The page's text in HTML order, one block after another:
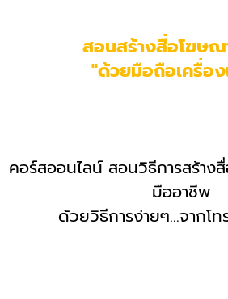
สอนสร้างสื่อโฆษ
"ด้วยมือถือเครื่อ
คอร์สออนไลน์ สอนวิธีการสร้า
มืออาชีพ
ด้วยวิธีการง่ายๆ...จากโ